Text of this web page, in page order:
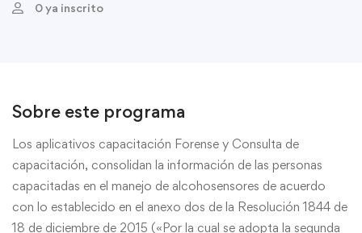
0 ya inscrito
Sobre este programa
Los aplicativos capacitación Forense y Consulta de
capacitación, consolidan la información de las personas
capacitadas en el manejo de alcohosensores de acuerdo
con lo establecido en el anexo dos de la Resolución 1844 de
18 de diciembre de 2015 («Por la cual se adopta la segunda